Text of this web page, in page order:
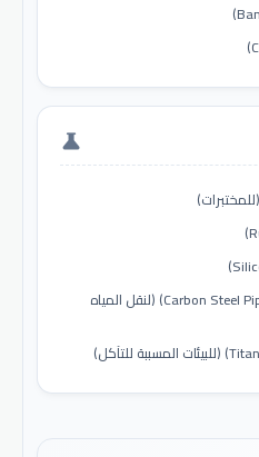
science
أنابيب الفولاذ الكربوني (Carbon Steel Pipes) (لنقل المياه